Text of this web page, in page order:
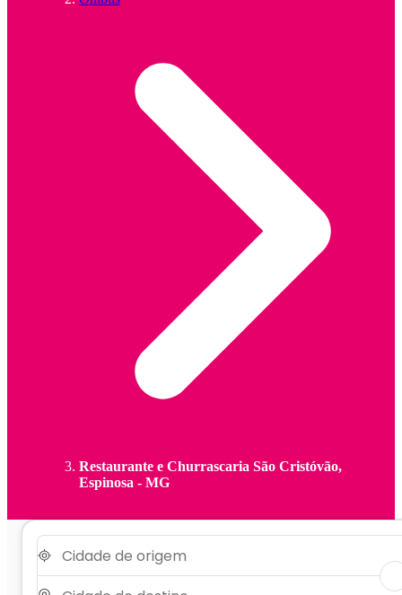
Restaurante e Churrascaria São Cristóvão,
Espinosa - MG